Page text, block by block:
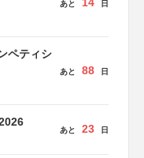
あと 日
ペティシ
あと 88 日
あと 23 日